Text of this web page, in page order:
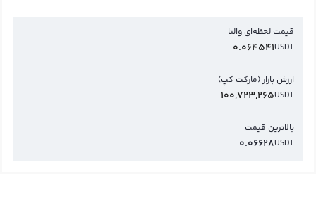
قیمت لحظه‌ای والتا
USDT
0.064541
ارزش بازار (مارکت کپ)
USDT
100,723,265
بالاترین قیمت
USDT
0.06628